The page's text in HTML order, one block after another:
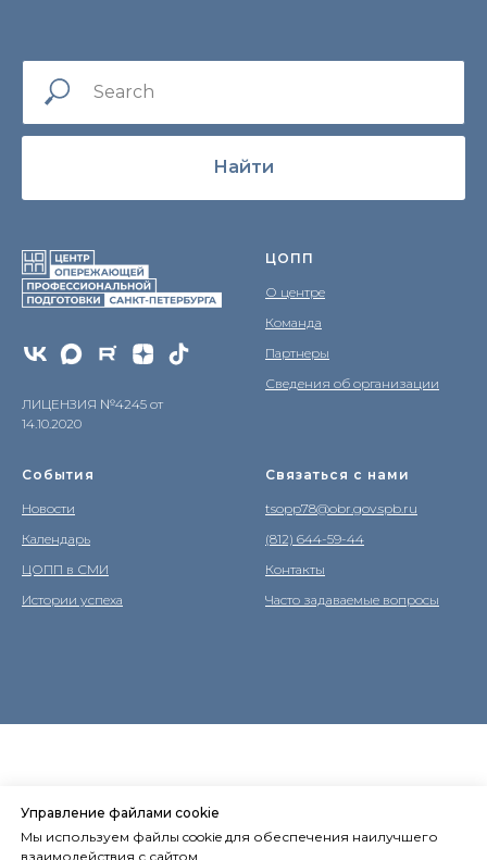
Управление файлами cookie
Мы используем файлы cookie для обеспечения наилучшего
взаимодействия с сайтом.
Найти
ЛИЦЕНЗИЯ №4245 от
14.10.2020
ЦОПП
О центре
Команда
Партнеры
Сведения об организации
События
Новости
Календарь
ЦОПП в СМИ
Истории успеха
Связаться с нами
tsopp78@obr.gov.spb.ru
(812) 644-59-44
Контакты
Часто задаваемые вопросы